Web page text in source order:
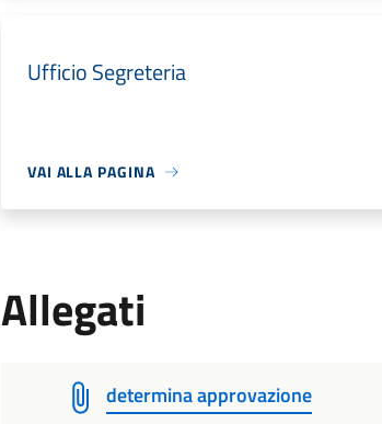
Ufficio Segreteria
VAI ALLA PAGINA
Allegati
determina approvazione